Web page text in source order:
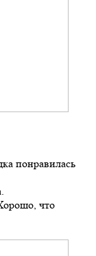
понравилась
что